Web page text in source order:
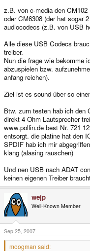
z.B. von c-media den
oder CM6308 (der hat sogar
audiocodecs (z.B. von USB
Alle diese USB Codecs
treiber.
Nun die frage wie bekomme
abzuspielen bzw.
anfang reichen).
Ziel ist es sound über so
Btw. zum testen hab ich den
direkt 4 Ohm Lautsprecher
www.pollin.de best Nr. 721
entsorgt. die platine hat den
SPDIF hab ich mir
klang (alasing rauschen)
Und nen USB nach ADAT
keinen eigenen Treiber
wejp
Well-Known Member
Sep 25, 2007
moogman said: